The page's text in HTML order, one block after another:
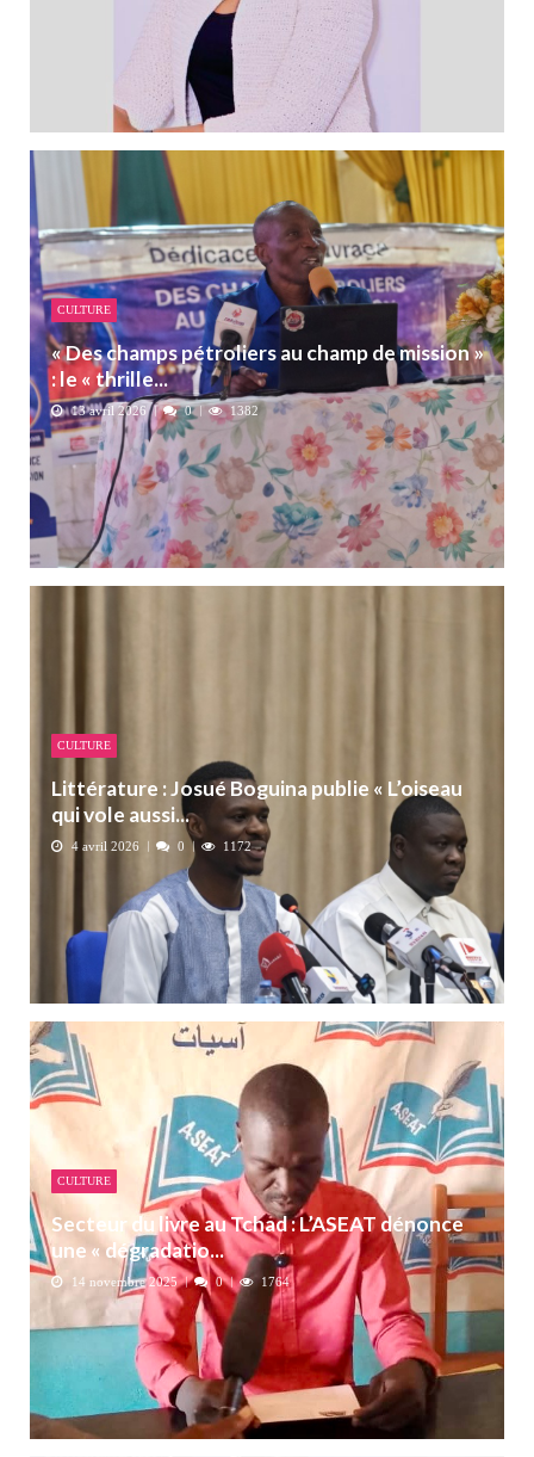
CULTURE
« Des champs pétroliers au champ de mission »
: le « thrille...
13 avril 2026 0 1382
CULTURE
Littérature : Josué Boguina publie « L’oiseau
qui vole aussi...
4 avril 2026 0 1172
CULTURE
Secteur du livre au Tchad : L’ASEAT dénonce
une « dégradatio...
14 novembre 2025 0 1764